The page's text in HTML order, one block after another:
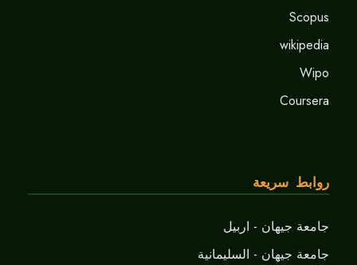
Scopus
wikipedia
Wipo
Coursera
روابط سريعة
جامعة جيهان - اربيل
جامعة جيهان - السليمانية